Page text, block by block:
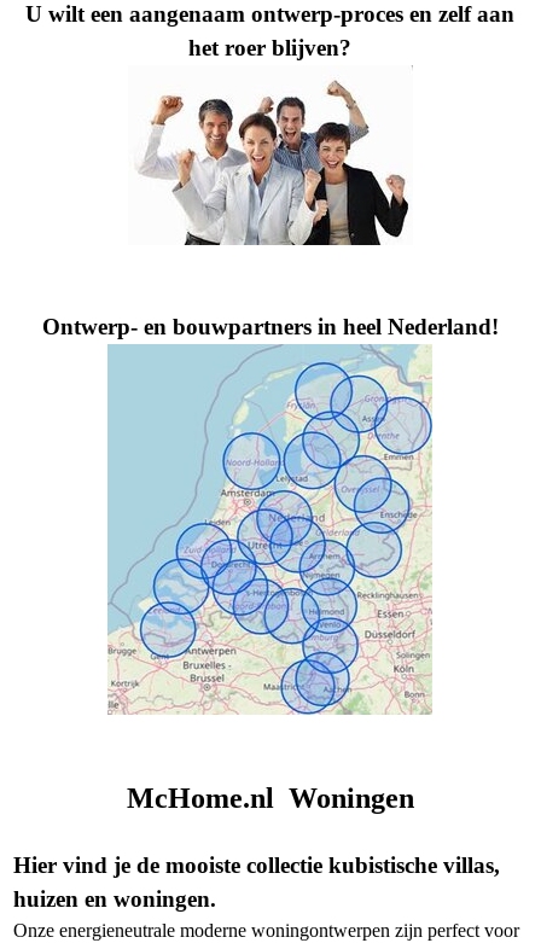
U wilt een aangenaam ontwerp-proces en zelf aan
het roer blijven?
Ontwerp- en bouwpartners in heel Nederland!
McHome.nl Woningen
Hier vind je de mooiste collectie kubistische villas,
huizen en woningen.
Onze energieneutrale moderne woningontwerpen zijn perfect voor